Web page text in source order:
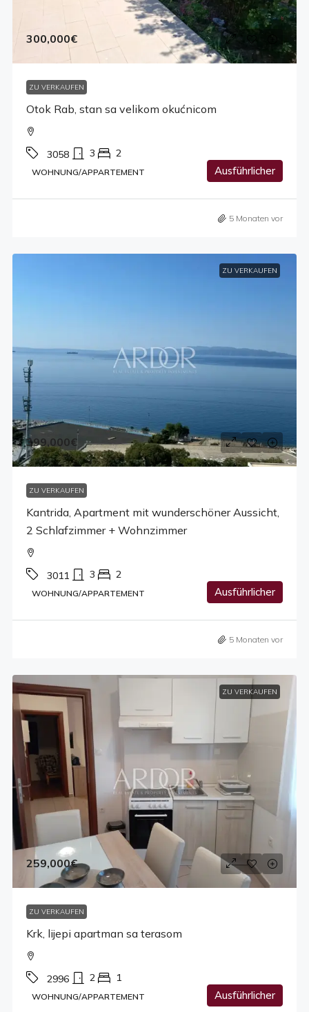
300,000€
ZU VERKAUFEN
Otok Rab, stan sa velikom okućnicom
3058 3 2
WOHNUNG/APPARTEMENT Ausführlicher
5 Monaten vor
ZU VERKAUFEN
399,000€
ZU VERKAUFEN
Kantrida, Apartment mit wunderschöner Aussicht,
2 Schlafzimmer + Wohnzimmer
3011 3 2
WOHNUNG/APPARTEMENT Ausführlicher
5 Monaten vor
ZU VERKAUFEN
259,000€
ZU VERKAUFEN
Krk, lijepi apartman sa terasom
2996 2 1
WOHNUNG/APPARTEMENT Ausführlicher